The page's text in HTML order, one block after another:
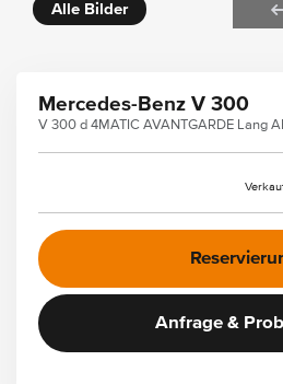
Alle Bilder
Mercedes-Benz V 300
V 300 d 4MATIC AVANTGARDE Lang
Anfrage &